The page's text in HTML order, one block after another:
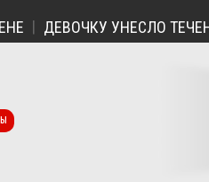
ДЕВОЧКУ УНЕСЛО